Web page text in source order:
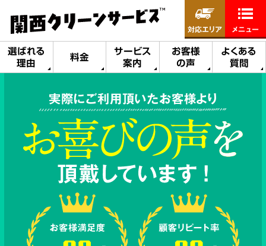
選ばれる
理由
料金
サービス
案内
お客様
の声
よくある
質問
対応エリア メニュー
実際にご利用頂いたお客様より